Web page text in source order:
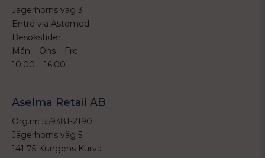
Jägerhorns väg 3
Entré via Astomed
Besökstider:
Mån – Ons – Fre
10:00 – 16:00
Aselma Retail AB
Org.nr: 559381-2190
Jägerhorns väg 5
141 75 Kungens Kurva